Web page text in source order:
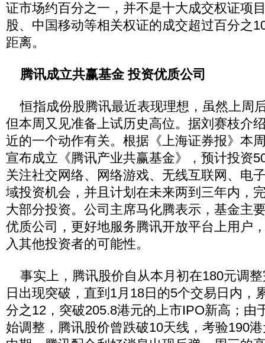
证市场约百分之一，并不是十大成交权证项
股、中国移动等相关权证的成交超过百分之
距离。
腾讯成立共赢基金 投资优质公司
恒指成份股腾讯最近表现理想，虽然上周
但本周又见准备上试历史高位。据刘赛枝介
近的一个动作有关。根据《上海证券报》本
宣布成立《腾讯产业共赢基金》，预计投资
关注社交网络、网络游戏、无线互联网、电
域投资机会，并且计划在未来两到三年内，
大部分投资。公司主席马化腾表示，基金主
优质公司，更好地服务腾讯开放平台上用户
入其他投资者的可能性。
事实上，腾讯股价自从本月初在180元调
日出现突破，直到1月18日的5个交易日内，
分之12，突破205.8港元的上市IPO新高；由
始调整，腾讯股价曾跌破10天线，考验190